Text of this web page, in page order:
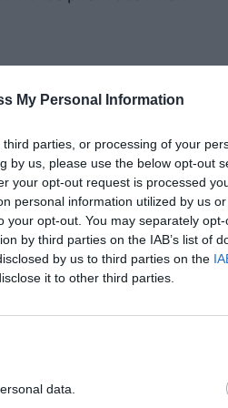
My Personal Information
parties, or processing of your
by us, please use the below opt-out
your opt-out request is processed
personal information utilized by us
your opt-out. You may separately
by third parties on the IAB’s list of
by us to third parties on the
it to other third parties.
data.
una nova
avançant, progressant i
de confort perillosa.
s'afebleixen, moren
del marge, el seu model
de marge que situen el
l'element de referència a